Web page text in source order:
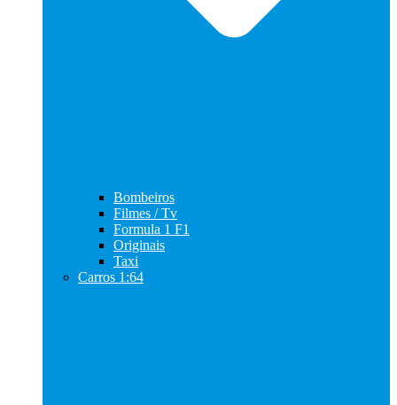
Bombeiros
Filmes / Tv
Formula 1 F1
Originais
Taxi
Carros 1:64